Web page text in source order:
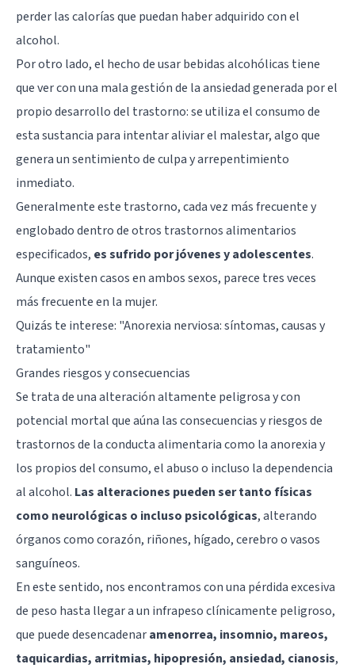
perder las calorías que puedan haber adquirido con el
alcohol.
Por otro lado, el hecho de usar bebidas alcohólicas tiene
que ver con una mala gestión de la ansiedad generada por el
propio desarrollo del trastorno: se utiliza el consumo de
esta sustancia para intentar aliviar el malestar, algo que
genera un sentimiento de culpa y arrepentimiento
inmediato.
Generalmente este trastorno, cada vez más frecuente y
englobado dentro de otros trastornos alimentarios
especificados, es sufrido por jóvenes y adolescentes.
Aunque existen casos en ambos sexos, parece tres veces
más frecuente en la mujer.
Quizás te interese: "Anorexia nerviosa: síntomas, causas y
tratamiento"
Grandes riesgos y consecuencias
Se trata de una alteración altamente peligrosa y con
potencial mortal que aúna las consecuencias y riesgos de
trastornos de la conducta alimentaria como la anorexia y
los propios del consumo, el abuso o incluso la dependencia
al alcohol. Las alteraciones pueden ser tanto físicas
como neurológicas o incluso psicológicas, alterando
órganos como corazón, riñones, hígado, cerebro o vasos
sanguíneos.
En este sentido, nos encontramos con una pérdida excesiva
de peso hasta llegar a un infrapeso clínicamente peligroso,
que puede desencadenaramenorrea, insomnio, mareos,
taquicardias, arritmias, hipopresión, ansiedad, cianosis,